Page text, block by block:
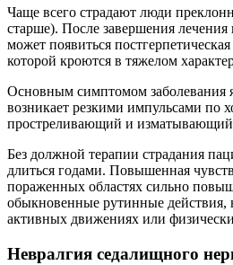
Чаще всего страдают люди
старше). После завершения лечения
может появиться
которой кроются в тяжелом
Основным симптомом заболевания
возникает резкими импульсами по
простреливающий и
Без должной терапии страдания
длиться годами. Повышенная
пораженных областях сильно
обыкновенные рутинные действия,
активных движениях или
Невралгия седалищного